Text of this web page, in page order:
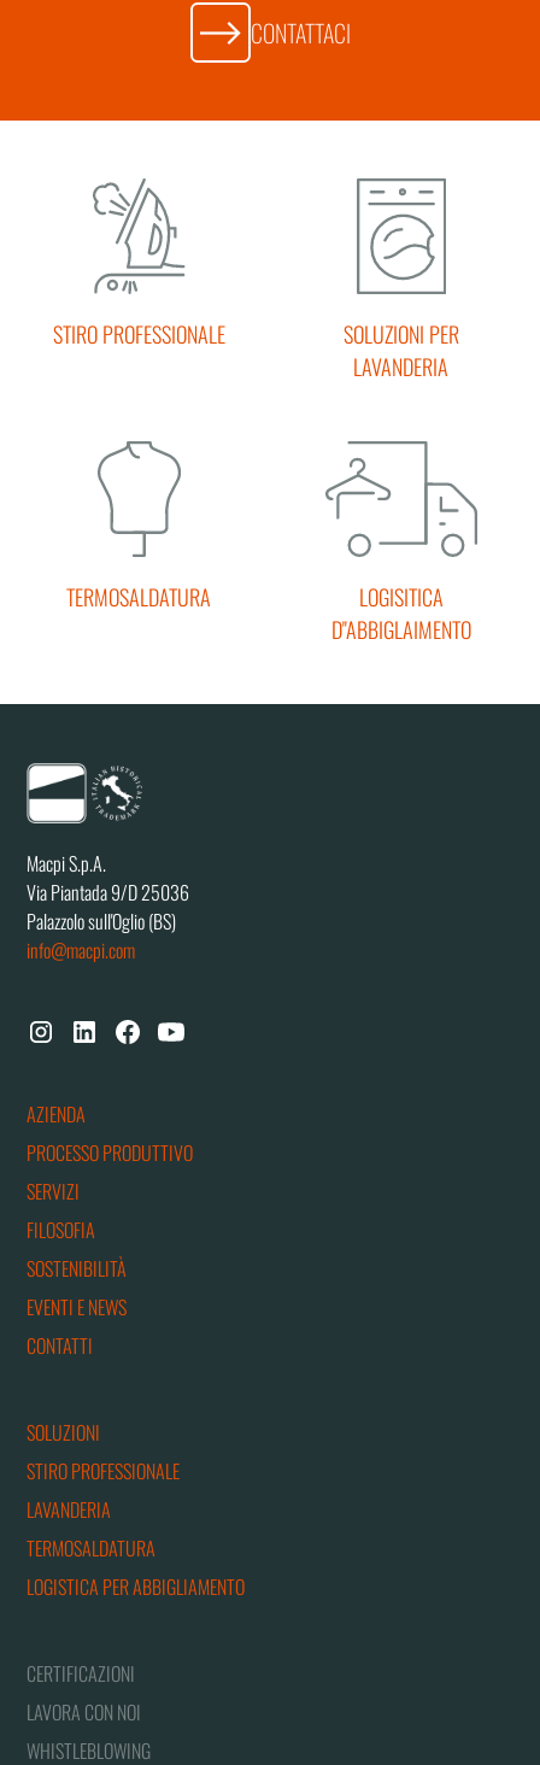
CONTATTACI
STIRO PROFESSIONALE
SOLUZIONI PER
LAVANDERIA
TERMOSALDATURA
LOGISITICA
D''ABBIGLAIMENTO
Macpi S.p.A.
Via Piantada 9/D 25036
Palazzolo sull'Oglio (BS)
info@macpi.com
AZIENDA
PROCESSO PRODUTTIVO
SERVIZI
FILOSOFIA
SOSTENIBILITÀ
EVENTI E NEWS
CONTATTI
SOLUZIONI
STIRO PROFESSIONALE
LAVANDERIA
TERMOSALDATURA
LOGISTICA PER ABBIGLIAMENTO
CERTIFICAZIONI
LAVORA CON NOI
WHISTLEBLOWING